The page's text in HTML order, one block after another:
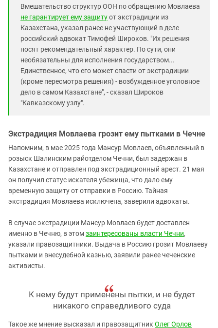
Вмешательство структур ООН по обращению Мовлаева
не гарантирует ему защитуот экстрадиции из
Казахстана, указал ранее не участвующий в деле
российский адвокат Тимофей Широков. "Их решения
носят рекомендательный характер. По сути, они
необязательны для исполнения государством...
Единственное, что его может спасти от экстрадиции
(кроме пересмотра решения) - возбужденное уголовное
дело в самом Казахстане", - сказал Широков
"Кавказскому узлу".
Экстрадиция Мовлаева грозит ему пытками в Чечне
Напомним, в мае 2025 года Мансур Мовлаев, объявленный в
розыск Шалинским райотделом Чечни, был задержан в
Казахстане и отправлен под экстрадиционный арест. 21 мая
он получил статус искателя убежища, что дало ему
временную защиту от отправки в Россию. Тайная
экстрадиция Мовлаева исключена, заверили адвокаты.
В случае экстрадиции Мансур Мовлаев будет доставлен
именно в Чечню, в этомзаинтересованы власти Чечни,
указали правозащитники. Выдача в Россию грозит Мовлаеву
пытками и внесудебной казнью, заявили ранее чеченские
активисты.
К нему будут применены пытки, и не будет
никакого справедливого суда
Такое же мнение высказал и правозащитник Олег Орлов